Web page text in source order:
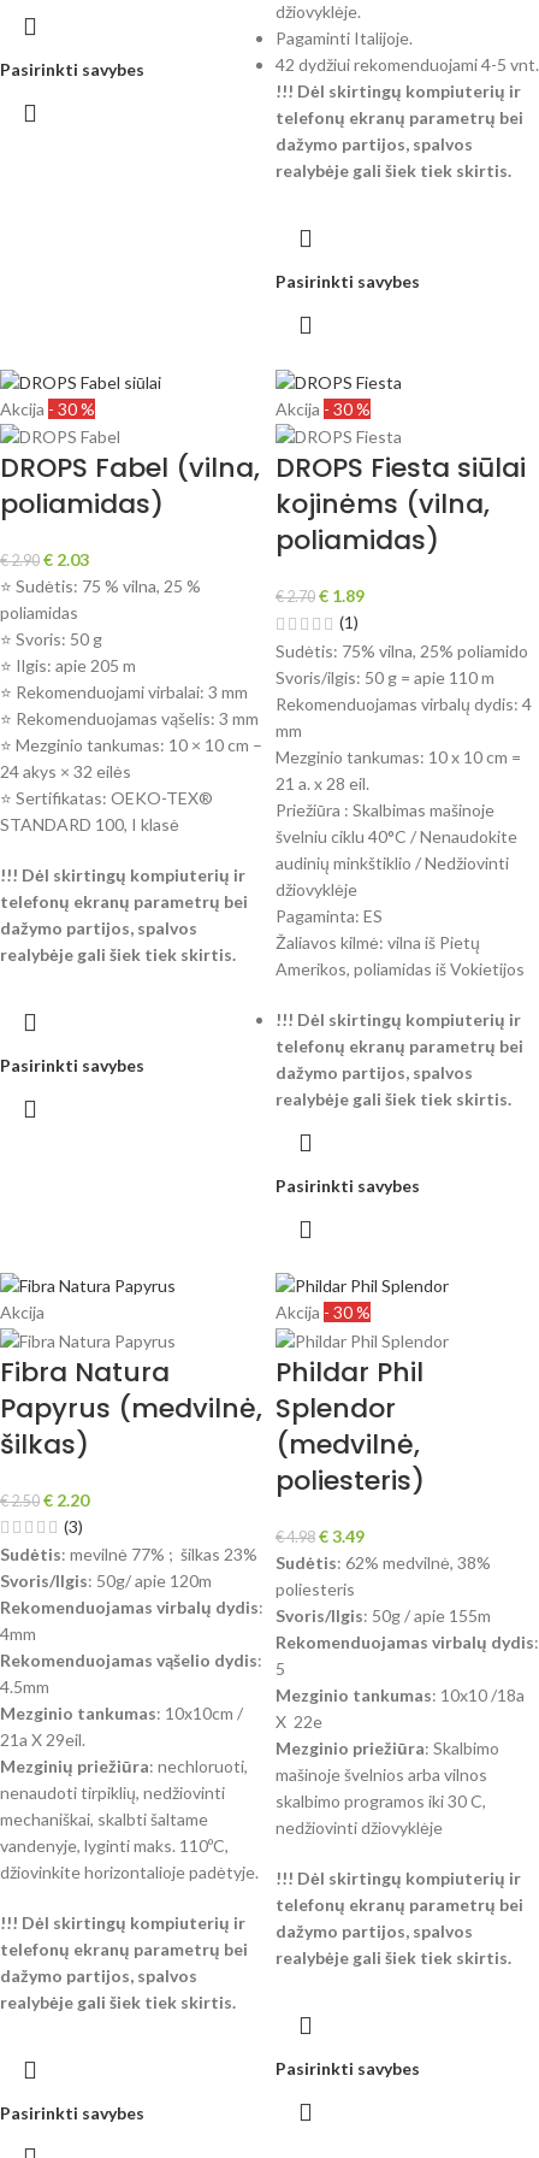
Pasirinkti savybes
džiovyklėje.
Pagaminti Italijoje.
42 dydžiui rekomenduojami 4-5 vnt.
!!! Dėl skirtingų kompiuterių ir
telefonų ekranų parametrų bei
dažymo partijos, spalvos
realybėje gali šiek tiek skirtis.
Pasirinkti savybes
Akcija - 30 %
DROPS Fabel (vilna,
poliamidas)
€2.90 € 2.03
⭐ Sudėtis: 75 % vilna, 25 %
poliamidas
⭐ Svoris: 50 g
⭐ Ilgis: apie 205 m
⭐ Rekomenduojami virbalai: 3 mm
⭐ Rekomenduojamas vąšelis: 3 mm
⭐ Mezginio tankumas: 10 × 10 cm –
24 akys × 32 eilės
⭐ Sertifikatas: OEKO-TEX®
STANDARD 100, I klasė
!!! Dėl skirtingų kompiuterių ir
telefonų ekranų parametrų bei
dažymo partijos, spalvos
realybėje gali šiek tiek skirtis.
Pasirinkti savybes
Akcija - 30 %
DROPS Fiesta siūlai
kojinėms (vilna,
poliamidas)
€2.70 € 1.89
(1)
Sudėtis: 75% vilna, 25% poliamido
Svoris/ilgis: 50 g = apie 110 m
Rekomenduojamas virbalų dydis: 4
mm
Mezginio tankumas: 10 x 10 cm =
21 a. x 28 eil.
Priežiūra : Skalbimas mašinoje
švelniu ciklu 40°C / Nenaudokite
audinių minkštiklio / Nedžiovinti
džiovyklėje
Pagaminta: ES
Žaliavos kilmė: vilna iš Pietų
Amerikos, poliamidas iš Vokietijos
!!! Dėl skirtingų kompiuterių ir
telefonų ekranų parametrų bei
dažymo partijos, spalvos
realybėje gali šiek tiek skirtis.
Pasirinkti savybes
Akcija
Fibra Natura
Papyrus (medvilnė,
šilkas)
€2.50 € 2.20
(3)
Sudėtis: mevilnė 77% ; šilkas 23%
Svoris/Ilgis: 50g/ apie 120m
Rekomenduojamas virbalų dydis:
4mm
Rekomenduojamas vąšelio dydis:
4.5mm
Mezginio tankumas: 10x10cm /
21a X 29eil.
Mezginių priežiūra: nechloruoti,
nenaudoti tirpiklių, nedžiovinti
mechaniškai, skalbti šaltame
vandenyje, lyginti maks. 110ºC,
džiovinkite horizontalioje padėtyje.
!!! Dėl skirtingų kompiuterių ir
telefonų ekranų parametrų bei
dažymo partijos, spalvos
realybėje gali šiek tiek skirtis.
Pasirinkti savybes
Akcija - 30 %
Phildar Phil
Splendor
(medvilnė,
poliesteris)
€4.98 €3.49
Sudėtis: 62% medvilnė, 38%
poliesteris
Svoris/Ilgis: 50g / apie 155m
Rekomenduojamas virbalų dydis:
5
Mezginio tankumas: 10x10 /18a
X 22e
Mezginio priežiūra: Skalbimo
mašinoje švelnios arba vilnos
skalbimo programos iki 30 C,
nedžiovinti džiovyklėje
!!! Dėl skirtingų kompiuterių ir
telefonų ekranų parametrų bei
dažymo partijos, spalvos
realybėje gali šiek tiek skirtis.
Pasirinkti savybes